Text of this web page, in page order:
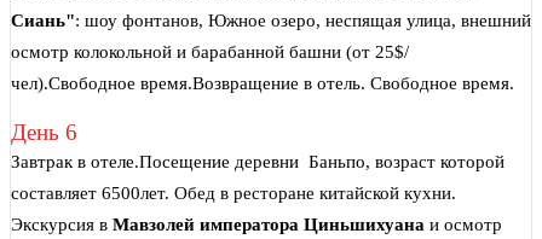
Сиань": шоу фонтанов, Южное озеро, неспящая улица, внешний
осмотр колокольной и барабанной башни (от 25$/
чел).Свободное время.Возвращение в отель. Свободное время.
День 6
Завтрак в отеле.Посещение деревни Баньпо, возраст которой
составляет 6500лет. Обед в ресторане китайской кухни.
Экскурсия в Мавзолей императора Циньшихуана и осмотр